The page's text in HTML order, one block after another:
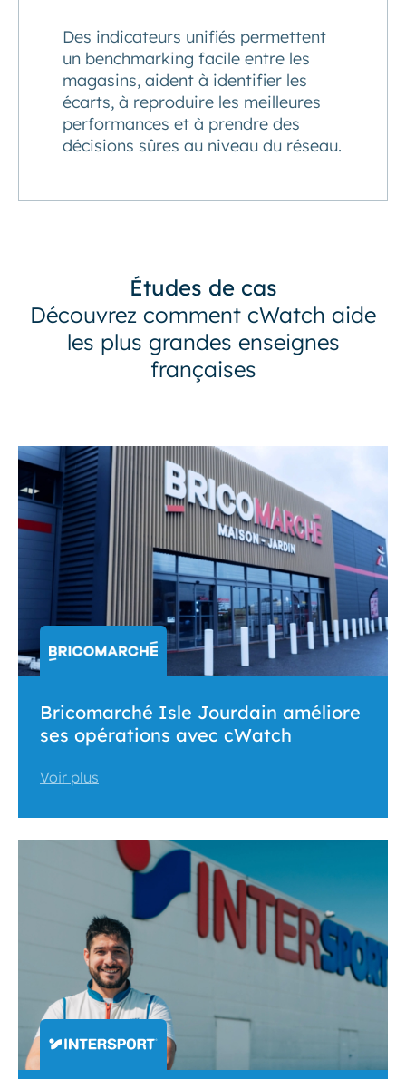
Des indicateurs unifiés permettent
un benchmarking facile entre les
magasins, aident à identifier les
écarts, à reproduire les meilleures
performances et à prendre des
décisions sûres au niveau du réseau.
Études de cas
Découvrez comment cWatch aide
les plus grandes enseignes
françaises
Bricomarché Isle Jourdain améliore
ses opérations avec cWatch
Voir plus